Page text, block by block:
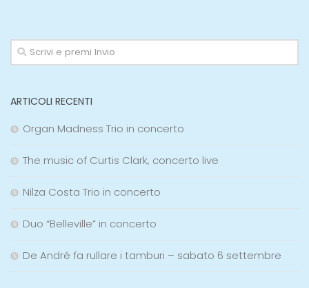
ARTICOLI RECENTI
Organ Madness Trio in concerto
The music of Curtis Clark, concerto live
Nilza Costa Trio in concerto
Duo “Belleville” in concerto
De André fa rullare i tamburi – sabato 6 settembre